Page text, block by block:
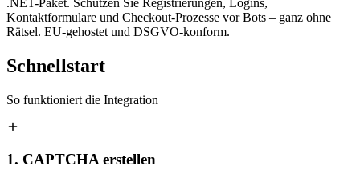
Kontaktformulare und Checkout-Prozesse vor Bots – ganz ohne
Rätsel. EU-gehostet und DSGVO-konform.
Schnellstart
So funktioniert die Integration
1. CAPTCHA erstellen